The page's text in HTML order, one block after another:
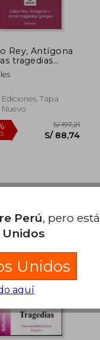
40%
dcto. S/
Rey, Antígona
tragedias
Tapa
Nuevo
Perú, pero
Unidos
Unidos
aquí